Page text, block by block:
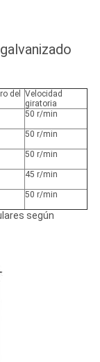
del
Velocidad
giratoria
50 r/min
50 r/min
50 r/min
45 r/min
50 r/min
según